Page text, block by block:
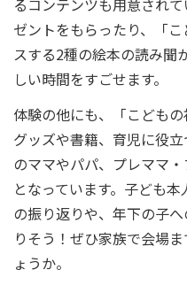
るコンテンツも用意され
ゼントをもらったり、「
スする2種の絵本の読み聞
しい時間をすごせます。
体験の他にも、「こども
グッズや書籍、育児に役
のママやパパ、プレママ
となっています。子ども
の振り返りや、年下の子
りそう！ぜひ家族で会場
ょうか。